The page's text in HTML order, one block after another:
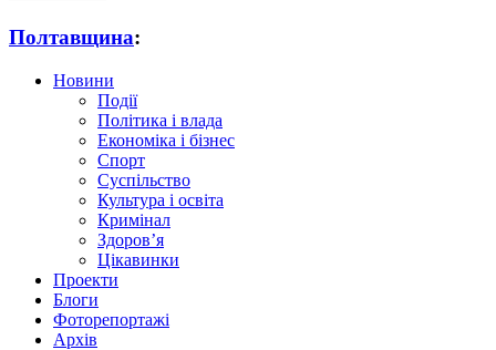
Полтавщина:
Новини
Події
Політика і влада
Економіка і бізнес
Спорт
Суспільство
Культура і освіта
Кримінал
Здоров’я
Цікавинки
Проекти
Блоги
Фоторепортажі
Архів